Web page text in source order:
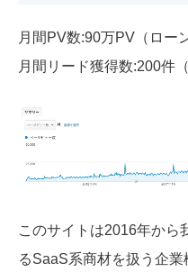
月間PV数:90万PV（ロー
月間リード獲得数:200件
このサイトは2016年から
るSaaS系商材を扱う企